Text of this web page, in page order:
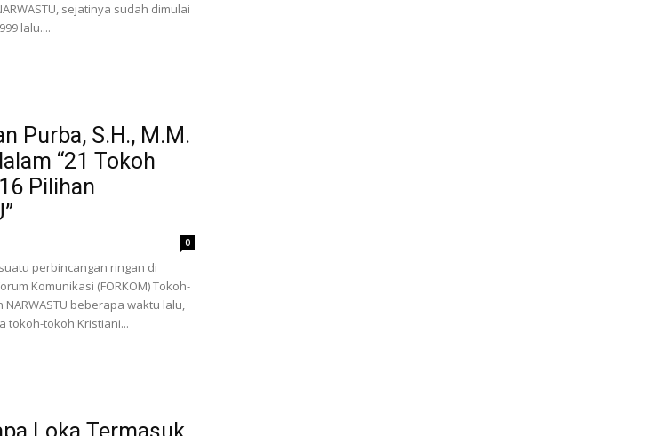
sejatinya sudah dimulai
lalu....
Purba, S.H., M.M.
“21 Tokoh
Pilihan
0
perbincangan ringan di
Komunikasi (FORKOM) Tokoh-
beberapa waktu lalu,
tokoh-tokoh Kristiani...